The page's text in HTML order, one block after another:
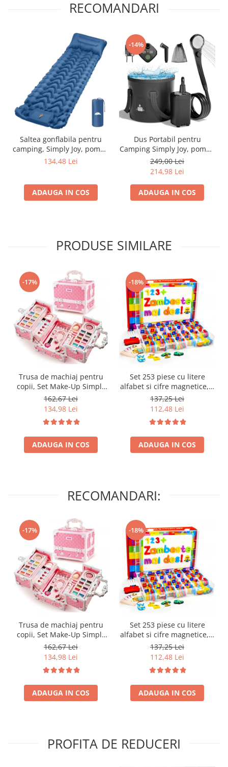
RECOMANDARI
Saltea gonflabila pentru
camping, Simply Joy, pompa
incorporata, 193 x 68 x 8
Pentru drumetii, Picnic,
Excursii in natura, include
134,48 Lei
ADAUGA IN COS
-14%
Dus Portabil pentru
Camping Simply Joy, pompa
de dus reincarcabila de
6000mAh, Cap de Dus si
Galeata Pliabila 20L, Furtun
2 M, Portabil, Ecran LED,
IPX7, Cablu USB, Carlig,
249,00 Lei
214,98 Lei
ADAUGA IN COS
PRODUSE SIMILARE
-17%
Trusa de machiaj pentru
copii, Set Make-Up Simply
Joy, cu 47 de elemente
pentru make-up, rujuri,
farduri, oja, Design inedit,
geanta cu maner pentru
transport, pentru fetite de
3,4,5,6,7,8,9 ani
162,67 Lei
134,98 Lei
ADAUGA IN COS
-18%
Set 253 piese cu litere
alfabet si cifre magnetice, 1
tabla magnetica cu doua
fete si cutie de depozitare,
jucarii educative pentru
copii de 3,4,5,6,7 ani
137,25 Lei
112,48 Lei
ADAUGA IN COS
RECOMANDARI:
-17%
Trusa de machiaj pentru
copii, Set Make-Up Simply
Joy, cu 47 de elemente
pentru make-up, rujuri,
farduri, oja, Design inedit,
geanta cu maner pentru
transport, pentru fetite de
3,4,5,6,7,8,9 ani
162,67 Lei
134,98 Lei
ADAUGA IN COS
-18%
Set 253 piese cu litere
alfabet si cifre magnetice, 1
tabla magnetica cu doua
fete si cutie de depozitare,
jucarii educative pentru
copii de 3,4,5,6,7 ani
137,25 Lei
112,48 Lei
ADAUGA IN COS
PROFITA DE REDUCERI